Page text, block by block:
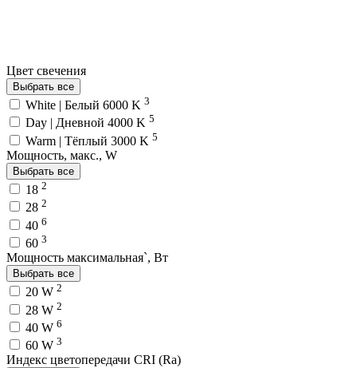
Цвет свечения
Выбрать все
White | Белый 6000 K 3
Day | Дневной 4000 K 5
Warm | Тёплый 3000 K 5
Мощность, макс., W
Выбрать все
18 2
28 2
40 6
60 3
Мощность максимальная`, Вт
Выбрать все
20 W 2
28 W 2
40 W 6
60 W 3
Индекс цветопередачи CRI (Ra)